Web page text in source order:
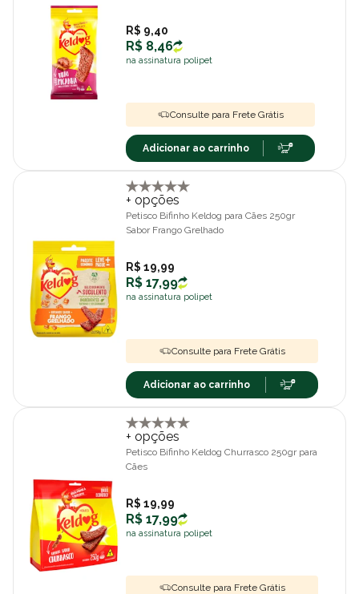
R$ 9,40
R$ 8,46
na assinatura polipet
Consulte para Frete Grátis
Adicionar ao carrinho
+ opções
Petisco Bifinho Keldog para Cães 250gr
Sabor Frango Grelhado
R$ 19,99
R$ 17,99
na assinatura polipet
Consulte para Frete Grátis
Adicionar ao carrinho
+ opções
Petisco Bifinho Keldog Churrasco 250gr para
Cães
R$ 19,99
R$ 17,99
na assinatura polipet
Consulte para Frete Grátis